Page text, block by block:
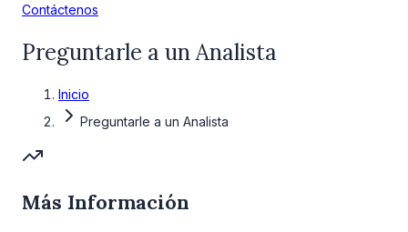
Contáctenos
Preguntarle a un Analista
Inicio
Preguntarle a un Analista
Más Información